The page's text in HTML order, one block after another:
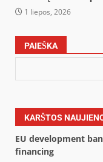
1 liepos, 2026
PAIEŠKA
KARŠTOS
EU development
financing